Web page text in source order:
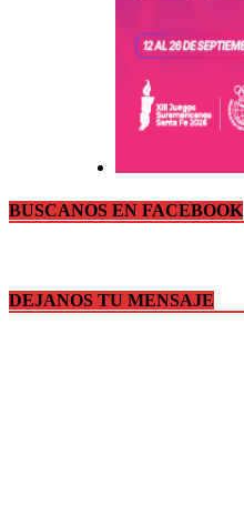
BUSCANOS EN FACEBOOK
DEJANOS TU MENSAJE